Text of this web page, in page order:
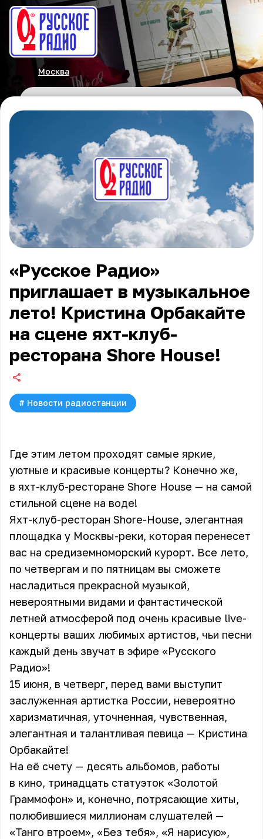
Москва
«Русское Радио»
приглашает в музыкальное
лето! Кристина Орбакайте
на сцене яхт-клуб-
ресторана Shore House!
# Новости радиостанции
Где этим летом проходят самые яркие,
уютные и красивые концерты? Конечно же,
в яхт-клуб-ресторане Shore House — на самой
стильной сцене на воде!
Яхт-клуб-ресторан Shore-House, элегантная
площадка у Москвы-реки, которая перенесет
вас на средиземноморский курорт. Все лето,
по четвергам и по пятницам вы сможете
насладиться прекрасной музыкой,
невероятными видами и фантастической
летней атмосферой под очень красивые live-
концерты ваших любимых артистов, чьи песни
каждый день звучат в эфире «Русского
Радио»!
15 июня, в четверг, перед вами выступит
заслуженная артистка России, невероятно
харизматичная, уточненная, чувственная,
элегантная и талантливая певица — Кристина
Орбакайте!
На её счету — десять альбомов, работы
в кино, тринадцать статуэток «Золотой
Граммофон» и, конечно, потрясающие хиты,
полюбившиеся миллионам слушателей —
«Танго втроем», «Без тебя», «Я нарисую»,